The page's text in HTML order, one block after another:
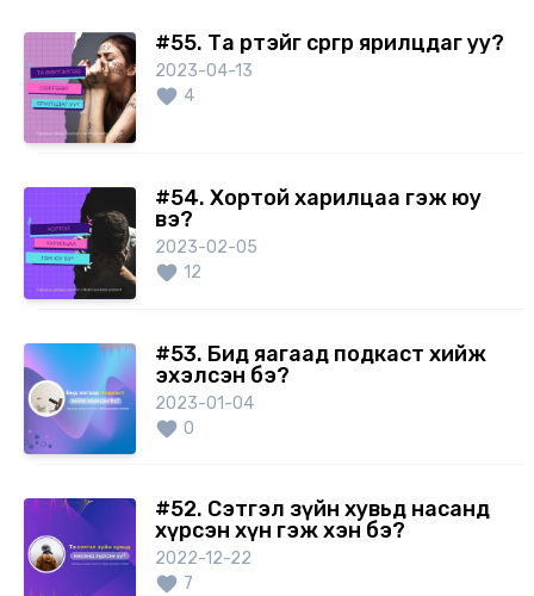
#55. Та өөртэйгөө сөргөөр ярилцдаг уу?
2023-04-13
4
#54. Хортой харилцаа гэж юу
вэ?
2023-02-05
12
#53. Бид яагаад подкаст хийж
эхэлсэн бэ?
2023-01-04
0
#52. Сэтгэл зүйн хувьд насанд
хүрсэн хүн гэж хэн бэ?
2022-12-22
7